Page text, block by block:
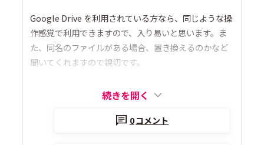
Google Drive を利用されている方なら、同じような操
作感覚で利用できますので、入り易いと思います。ま
た、同名のファイルがある場合、置き換えるのかなど
聞いてくれますので親切です。
続きを開く
0コメント